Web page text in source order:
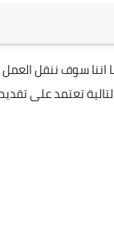
اننا سوف ننقل
تعتمد على